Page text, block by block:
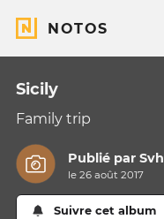
NOTOS
Sicily
Family trip
Publié parSvh
le 26 août 2017
Suivre cet album